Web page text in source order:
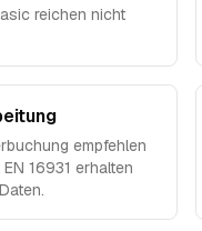
reichen nicht
empfehlen
16931 erhalten